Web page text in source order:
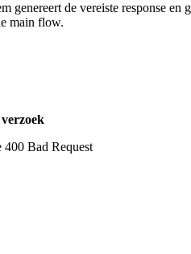
genereert de vereiste response en
main flow.
400 Bad Request